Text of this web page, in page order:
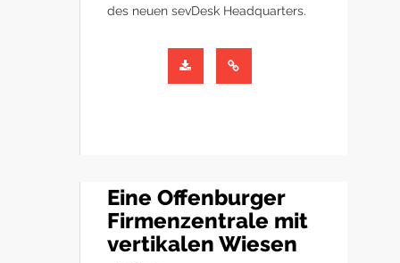
des neuen sevDesk Headquarters.
Eine Offenburger
Firmenzentrale mit
vertikalen Wiesen